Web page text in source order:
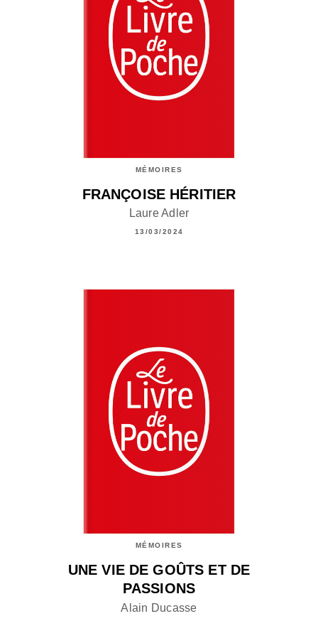
MÉMOIRES
FRANÇOISE HÉRITIER
Laure Adler
13/03/2024
MÉMOIRES
UNE VIE DE GOÛTS ET DE
PASSIONS
Alain Ducasse